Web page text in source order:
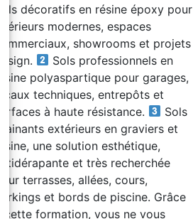
Sols décoratifs en résine époxy pour
intérieurs modernes, espaces
commerciaux, showrooms et projets
design.
Sols professionnels en
résine polyaspartique pour garages,
locaux techniques, entrepôts et
surfaces à haute résistance.
Sols
drainants extérieurs en graviers et
résine, une solution esthétique,
antidérapante et très recherchée
pour terrasses, allées, cours,
parkings et bords de piscine. Grâce
à cette formation, vous ne vous